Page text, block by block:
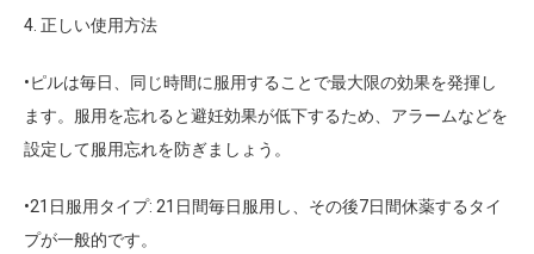
4. 正しい使用方法
•ピルは毎日、同じ時間に服用することで最大限の効果を発揮し
ます。服用を忘れると避妊効果が低下するため、アラームなどを
設定して服用忘れを防ぎましょう。
•21日服用タイプ: 21日間毎日服用し、その後7日間休薬するタイ
プが一般的です。